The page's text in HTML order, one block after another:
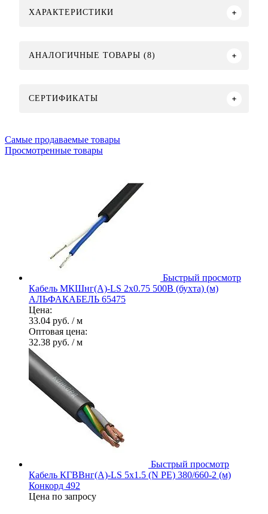
ХАРАКТЕРИСТИКИ
АНАЛОГИЧНЫЕ ТОВАРЫ (8)
СЕРТИФИКАТЫ
Самые продаваемые товары
Просмотренные товары
Быстрый просмотр
Кабель МКШнг(А)-LS 2х0.75 500В (бухта) (м)
АЛЬФАКАБЕЛЬ 65475
Цена:
33.04 руб. / м
Оптовая цена:
32.38 руб. / м
Быстрый просмотр
Кабель КГВВнг(А)-LS 5х1.5 (N PE) 380/660-2 (м)
Конкорд 492
Цена по запросу